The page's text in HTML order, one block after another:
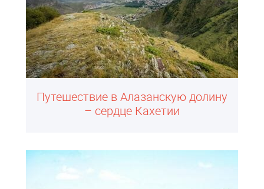
Путешествие в Алазанскую долину
– сердце Кахетии